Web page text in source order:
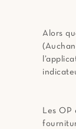
Alors
Les OP